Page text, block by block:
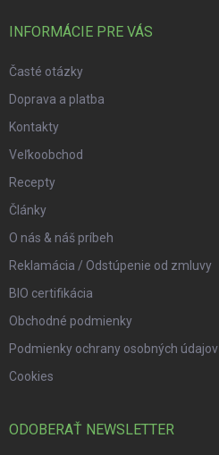
INFORMÁCIE PRE VÁS
Časté otázky
Doprava a platba
Kontakty
Veľkoobchod
Recepty
Články
O nás & náš príbeh
Reklamácia / Odstúpenie od zmluvy
BIO certifikácia
Obchodné podmienky
Podmienky ochrany osobných údajov
Cookies
ODOBERAŤ NEWSLETTER